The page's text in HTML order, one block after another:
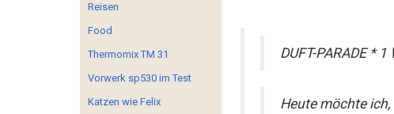
DUFT-PARADE * 1
Heute möchte
Reisen
Food
Thermomix TM 31
Vorwerk sp530 im Test
Katzen wie Felix